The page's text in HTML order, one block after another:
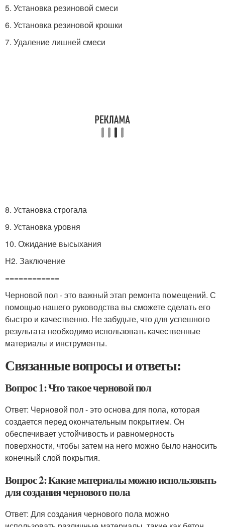
5. Установка резиновой смеси
6. Установка резиновой крошки
7. Удаление лишней смеси
8. Установка строгала
9. Установка уровня
10. Ожидание высыхания
H2. Заключение
============
Черновой пол - это важный этап ремонта помещений. С
помощью нашего руководства вы сможете сделать его
быстро и качественно. Не забудьте, что для успешного
результата необходимо использовать качественные
материалы и инструменты.
Связанные вопросы и ответы:
Вопрос 1: Что такое черновой пол
Ответ: Черновой пол - это основа для пола, которая
создается перед окончательным покрытием. Он
обеспечивает устойчивость и равномерность
поверхности, чтобы затем на него можно было наносить
конечный слой покрытия.
Вопрос 2: Какие материалы можно использовать
для создания чернового пола
Ответ: Для создания чернового пола можно